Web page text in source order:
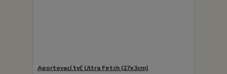
Aportovací tyč Ultra Fetch (27x3cm)